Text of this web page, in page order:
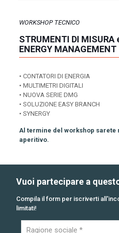
WORKSHOP TECNICO
STRUMENTI DI MISURA
ENERGY MANAGEMENT
• CONTATORI DI ENERGIA
• MULTIMETRI DIGITALI
• NUOVA SERIE DMG
• SOLUZIONE EASY BRANCH
• SYNERGY
Al termine del workshop
aperitivo.
Vuoi partecipare a
Compila il form per iscriverti
limitati!